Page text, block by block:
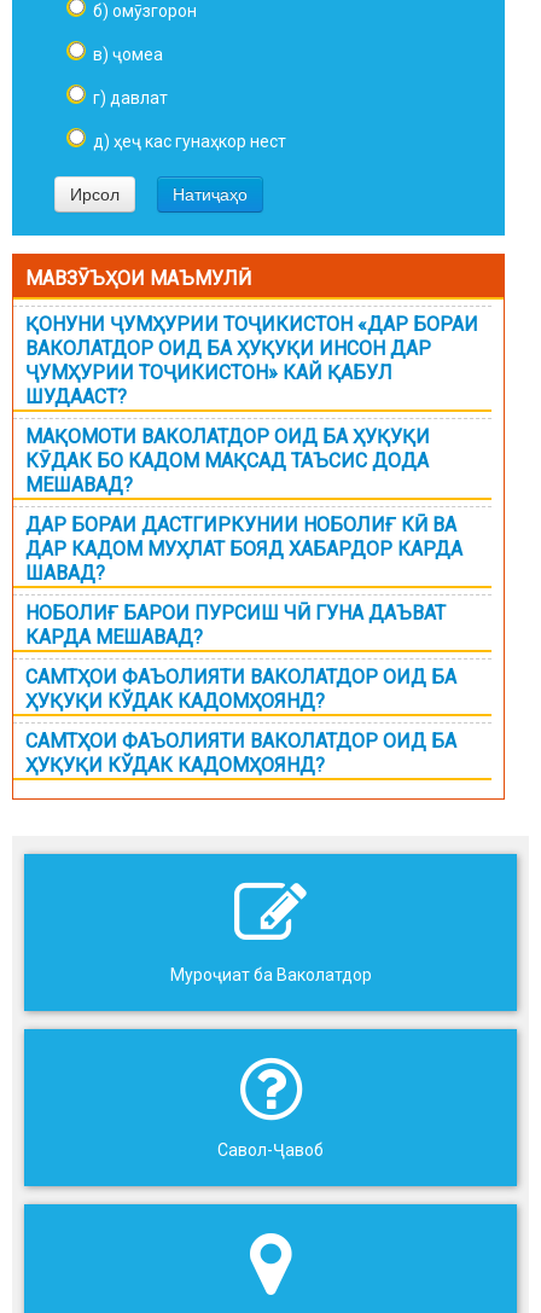
б) омӯзгорон
в) ҷомеа
г) давлат
д) ҳеҷ кас гунаҳкор нест
МАВЗӮЪҲОИ МАЪМУЛӢ
ҚОНУНИ ҶУМҲУРИИ ТОҶИКИСТОН «ДАР БОРАИ
ВАКОЛАТДОР ОИД БА ҲУҚУҚИ ИНСОН ДАР
ҶУМҲУРИИ ТОҶИКИСТОН» КАЙ ҚАБУЛ
ШУДААСТ?
МАҚОМОТИ ВАКОЛАТДОР ОИД БА ҲУҚУҚИ
КӮДАК БО КАДОМ МАҚСАД ТАЪСИС ДОДА
МЕШАВАД?
ДАР БОРАИ ДАСТГИРКУНИИ НОБОЛИҒ КӢ ВА
ДАР КАДОМ МУҲЛАТ БОЯД ХАБАРДОР КАРДА
ШАВАД?
НОБОЛИҒ БАРОИ ПУРСИШ ЧӢ ГУНА ДАЪВАТ
КАРДА МЕШАВАД?
САМТҲОИ ФАЪОЛИЯТИ ВАКОЛАТДОР ОИД БА
ҲУҚУҚИ КЎДАК КАДОМҲОЯНД?
САМТҲОИ ФАЪОЛИЯТИ ВАКОЛАТДОР ОИД БА
ҲУҚУҚИ КЎДАК КАДОМҲОЯНД?
Муроҷиат ба Ваколатдор
Савол-Ҷавоб